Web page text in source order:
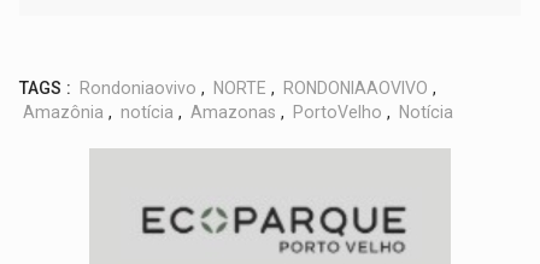
TAGS : Rondoniaovivo , NORTE , RONDONIAAOVIVO ,
Amazônia , notícia , Amazonas , PortoVelho , Notícia